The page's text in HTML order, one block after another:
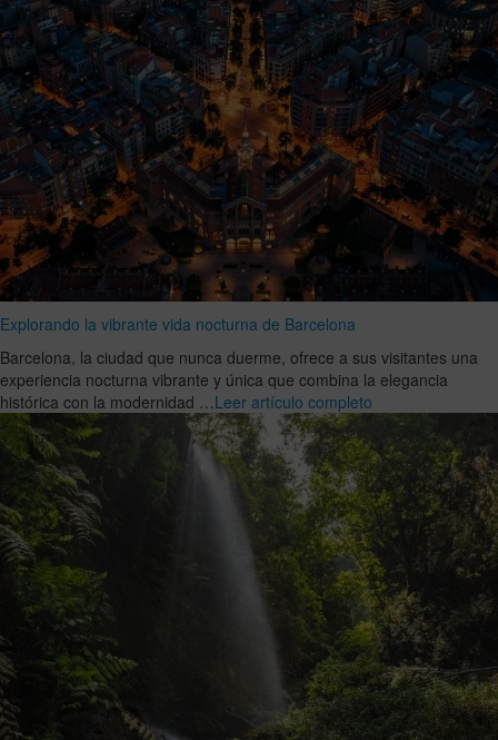
Explorando la vibrante vida nocturna de Barcelona
Barcelona, la ciudad que nunca duerme, ofrece a sus visitantes una
experiencia nocturna vibrante y única que combina la elegancia
histórica con la modernidad …Leer artículo completo